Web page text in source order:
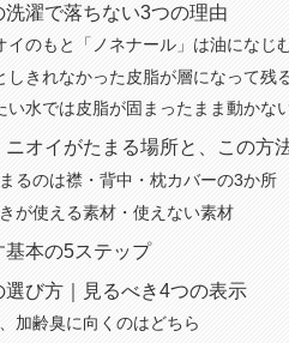
洗濯で落ちない3つの理由
イのもと「ノネナール」は油になじ
しきれなかった皮脂が層になって残
い水では皮脂が固まったまま動かな
ニオイがたまる場所と、この方
るのは襟・背中・枕カバーの3か所
が使える素材・使えない素材
基本の5ステップ
選び方｜見るべき4つの表示
加齢臭に向くのはどちら